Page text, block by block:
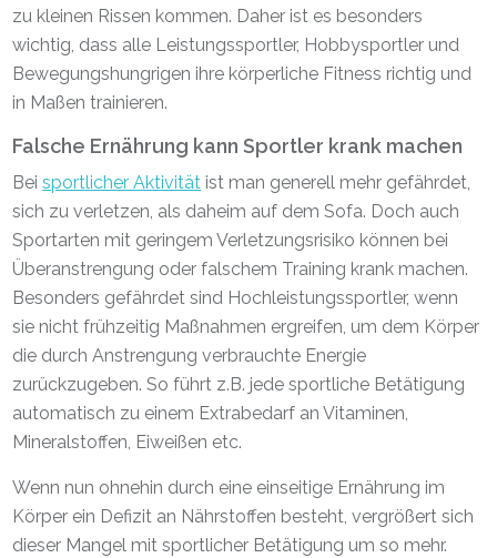
zu kleinen Rissen kommen. Daher ist es besonders
wichtig, dass alle Leistungssportler, Hobbysportler und
Bewegungshungrigen ihre körperliche Fitness richtig und
in Maßen trainieren.
Falsche Ernährung kann Sportler krank machen
Beisportlicher Aktivität ist man generell mehr gefährdet,
sich zu verletzen, als daheim auf dem Sofa. Doch auch
Sportarten mit geringem Verletzungsrisiko können bei
Überanstrengung oder falschem Training krank machen.
Besonders gefährdet sind Hochleistungssportler, wenn
sie nicht frühzeitig Maßnahmen ergreifen, um dem Körper
die durch Anstrengung verbrauchte Energie
zurückzugeben. So führt z.B. jede sportliche Betätigung
automatisch zu einem Extrabedarf an Vitaminen,
Mineralstoffen, Eiweißen etc.
Wenn nun ohnehin durch eine einseitige Ernährung im
Körper ein Defizit an Nährstoffen besteht, vergrößert sich
dieser Mangel mit sportlicher Betätigung um so mehr.